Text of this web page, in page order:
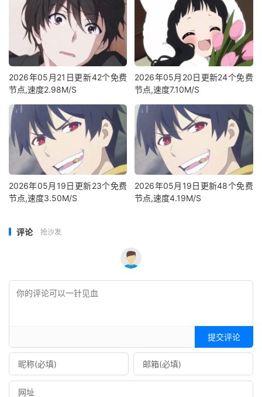
2026年05月21日更新42个免费
节点,速度2.98M/S
2026年05月20日更新24个免费
节点,速度7.10M/S
2026年05月19日更新23个免费
节点,速度3.50M/S
2026年05月19日更新48个免费
节点,速度4.19M/S
评论 抢沙发
提交评论